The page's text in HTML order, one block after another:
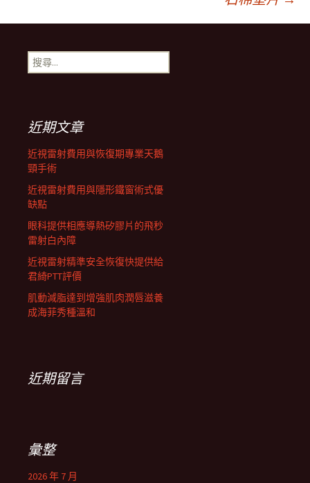
導
航
列
搜
尋
近期文章
近視雷射費用與恢復期專業天鵝
頸手術
近視雷射費用與隱形鐵窗術式優
缺點
眼科提供相應導熱矽膠片的飛秒
雷射白內障
近視雷射精準安全恢復快提供給
君綺PTT評價
肌動減脂達到增強肌肉潤唇滋養
成海菲秀種溫和
近期留言
彙整
2026 年 7 月